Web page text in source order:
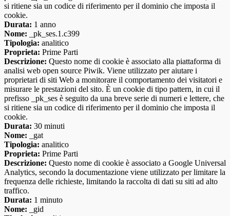
si ritiene sia un codice di riferimento per il dominio che imposta il
cookie.
Durata: 1 anno
Nome: _pk_ses.1.c399
Tipologia: analitico
Proprieta: Prime Parti
Descrizione: Questo nome di cookie è associato alla piattaforma di
analisi web open source Piwik. Viene utilizzato per aiutare i
proprietari di siti Web a monitorare il comportamento dei visitatori e
misurare le prestazioni del sito. È un cookie di tipo pattern, in cui il
prefisso _pk_ses è seguito da una breve serie di numeri e lettere, che
si ritiene sia un codice di riferimento per il dominio che imposta il
cookie.
Durata: 30 minuti
Nome: _gat
Tipologia: analitico
Proprieta: Prime Parti
Descrizione: Questo nome di cookie è associato a Google Universal
Analytics, secondo la documentazione viene utilizzato per limitare la
frequenza delle richieste, limitando la raccolta di dati su siti ad alto
traffico.
Durata: 1 minuto
Nome: _gid